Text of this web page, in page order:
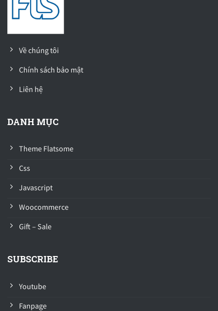
Về chúng tôi
Chính sách bảo mật
Liên hệ
DANH MỤC
Theme Flatsome
Css
Javascript
Woocommerce
Gift – Sale
SUBSCRIBE
Youtube
Fanpage